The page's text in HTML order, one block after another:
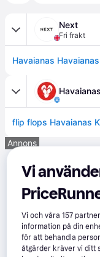
Next
Fri frakt
Havaianas
Havaianas
flip flops Havaianas
Annons
Vi
Vi och våra157
information på din
för att behandla
åtgärder kräver vi ditt